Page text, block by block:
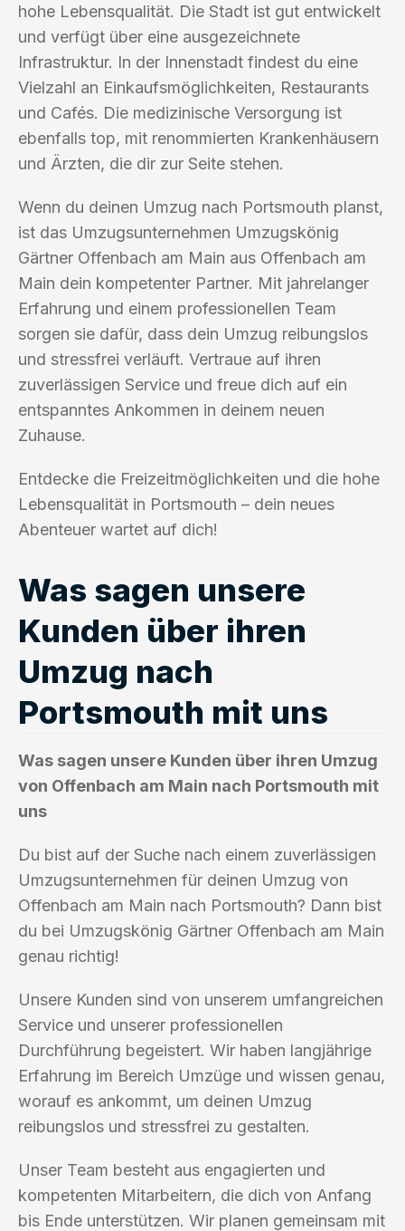
hohe Lebensqualität. Die Stadt ist gut entwickelt
und verfügt über eine ausgezeichnete
Infrastruktur. In der Innenstadt findest du eine
Vielzahl an Einkaufsmöglichkeiten, Restaurants
und Cafés. Die medizinische Versorgung ist
ebenfalls top, mit renommierten Krankenhäusern
und Ärzten, die dir zur Seite stehen.
Wenn du deinen Umzug nach Portsmouth planst,
ist das Umzugsunternehmen Umzugskönig
Gärtner Offenbach am Main aus Offenbach am
Main dein kompetenter Partner. Mit jahrelanger
Erfahrung und einem professionellen Team
sorgen sie dafür, dass dein Umzug reibungslos
und stressfrei verläuft. Vertraue auf ihren
zuverlässigen Service und freue dich auf ein
entspanntes Ankommen in deinem neuen
Zuhause.
Entdecke die Freizeitmöglichkeiten und die hohe
Lebensqualität in Portsmouth – dein neues
Abenteuer wartet auf dich!
Was sagen unsere
Kunden über ihren
Umzug nach
Portsmouth mit uns
Was sagen unsere Kunden über ihren Umzug
von Offenbach am Main nach Portsmouth mit
uns
Du bist auf der Suche nach einem zuverlässigen
Umzugsunternehmen für deinen Umzug von
Offenbach am Main nach Portsmouth? Dann bist
du bei Umzugskönig Gärtner Offenbach am Main
genau richtig!
Unsere Kunden sind von unserem umfangreichen
Service und unserer professionellen
Durchführung begeistert. Wir haben langjährige
Erfahrung im Bereich Umzüge und wissen genau,
worauf es ankommt, um deinen Umzug
reibungslos und stressfrei zu gestalten.
Unser Team besteht aus engagierten und
kompetenten Mitarbeitern, die dich von Anfang
bis Ende unterstützen. Wir planen gemeinsam mit